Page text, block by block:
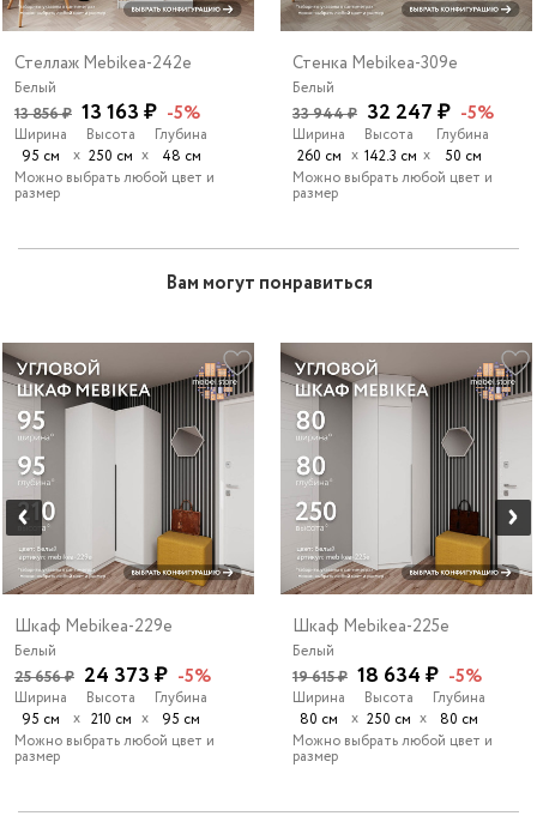
Стеллаж Mebikea-242e
Белый
13 856 ₽ 13 163 ₽ -5%
Ширина
95 см
х
Высота
250 см х
Глубина
48 см
Можно выбрать любой цвет и
размер
Стенка Mebikea-309e
Белый
33 944 ₽ 32 247 ₽ -5%
Ширина
260 см х
Высота
142.3 см х
Глубина
50 см
Можно выбрать любой цвет и
размер
Вам могут понравиться
Шкаф Mebikea-229e
Белый
25 656 ₽ 24 373 ₽ -5%
Ширина
95 см
х
Высота
210 см х
Глубина
95 см
Можно выбрать любой цвет и
размер
Шкаф Mebikea-225e
Белый
19 615 ₽ 18 634 ₽ -5%
Ширина
80 см
х
Высота
250 см х
Глубина
80 см
Можно выбрать любой цвет и
размер